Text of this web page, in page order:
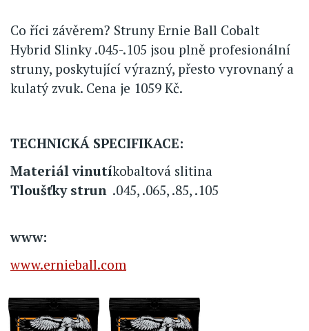
Co říci závěrem? Struny Ernie Ball Cobalt
Hybrid Slinky .045-.105 jsou plně profesionální
struny, poskytující výrazný, přesto vyrovnaný a
kulatý zvuk. Cena je 1059 Kč.
TECHNICKÁ SPECIFIKACE:
Materiál vinutíkobaltová slitina
Tloušťky strun .045, .065, .85, .105
www:
www.ernieball.com